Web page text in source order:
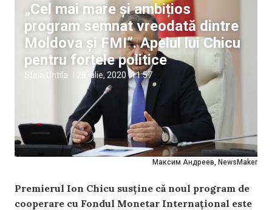
Максим Андреев, NewsMaker
„Cel mai mare și ambițios
program semnat vreodată dintre
Moldova și FMI”. Apelul lui Chicu
pentru forțele politice
Stela Untila 28 iulie, 2020 11:57
Premierul Ion Chicu susține că noul program de
cooperare cu Fondul Monetar Internațional este